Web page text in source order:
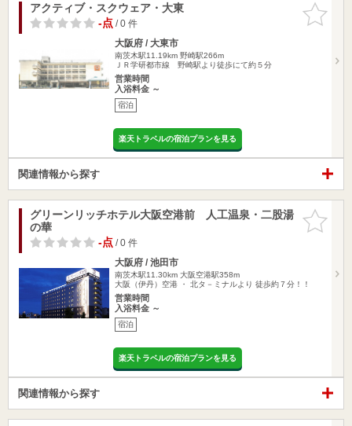
お気に入
りに追加
アクティブ・スクウェア・大東
-点/ 0 件
大阪府 / 大東市
南茨木駅11.19km 野崎駅266m
ＪＲ学研都市線 野崎駅より徒歩にて約５分
営業時間
入浴料金 ～
宿泊
楽天トラベルの宿泊プランを見る
関連情報から探す
お気に入
りに追加
グリーンリッチホテル大阪空港前 人工温泉・二股湯
の華
-点/ 0 件
大阪府 / 池田市
南茨木駅11.30km 大阪空港駅358m
大阪（伊丹）空港 ・ 北タ－ミナルより 徒歩約７分！！
営業時間
入浴料金 ～
宿泊
楽天トラベルの宿泊プランを見る
関連情報から探す